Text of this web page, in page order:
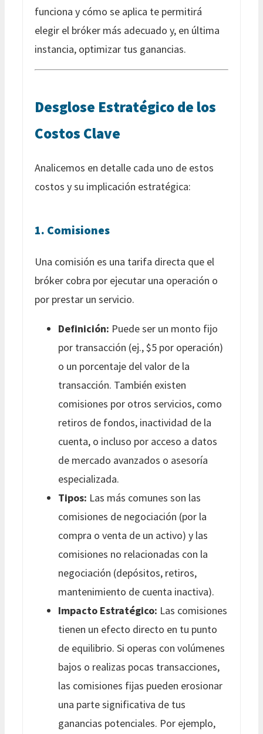
funciona y cómo se aplica te permitirá
elegir el bróker más adecuado y, en última
instancia, optimizar tus ganancias.
Desglose Estratégico de los
Costos Clave
Analicemos en detalle cada uno de estos
costos y su implicación estratégica:
1. Comisiones
Una comisión es una tarifa directa que el
bróker cobra por ejecutar una operación o
por prestar un servicio.
Definición: Puede ser un monto fijo
por transacción (ej., $5 por operación)
o un porcentaje del valor de la
transacción. También existen
comisiones por otros servicios, como
retiros de fondos, inactividad de la
cuenta, o incluso por acceso a datos
de mercado avanzados o asesoría
especializada.
Tipos: Las más comunes son las
comisiones de negociación (por la
compra o venta de un activo) y las
comisiones no relacionadas con la
negociación (depósitos, retiros,
mantenimiento de cuenta inactiva).
Impacto Estratégico: Las comisiones
tienen un efecto directo en tu punto
de equilibrio. Si operas con volúmenes
bajos o realizas pocas transacciones,
las comisiones fijas pueden erosionar
una parte significativa de tus
ganancias potenciales. Por ejemplo,